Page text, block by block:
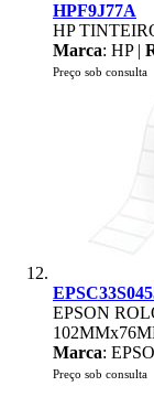
HPF9J77A
HP
Marca: HP |
Preço sob consulta
EPSON
Marca:
Preço sob consulta